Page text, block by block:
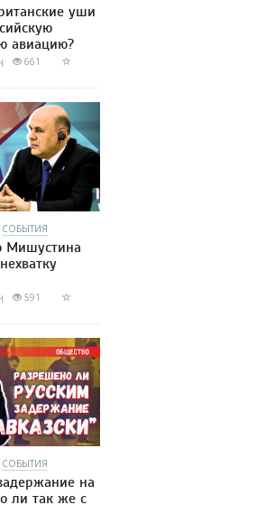
уши
авиацию?
661
СОБЫТИЯ
Мишустина
591
СОБЫТИЯ
на
ли так же с